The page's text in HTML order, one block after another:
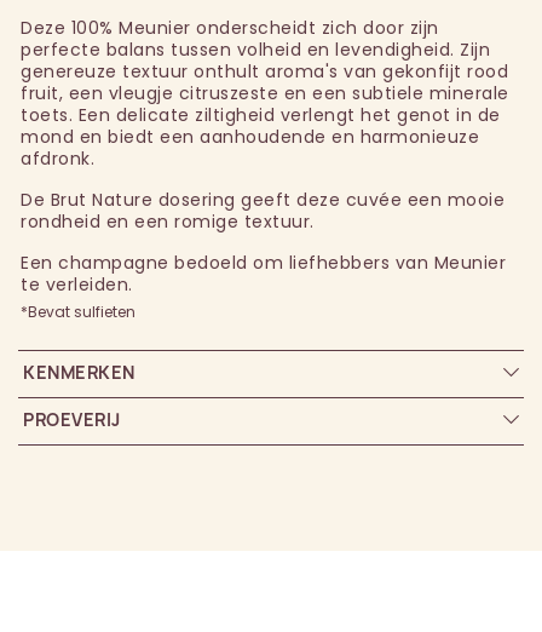
Deze 100% Meunier onderscheidt zich door zijn
perfecte balans tussen volheid en levendigheid. Zijn
genereuze textuur onthult aroma's van gekonfijt rood
fruit, een vleugje citruszeste en een subtiele minerale
toets. Een delicate ziltigheid verlengt het genot in de
mond en biedt een aanhoudende en harmonieuze
afdronk.
De Brut Nature dosering geeft deze cuvée een mooie
rondheid en een romige textuur.
Een champagne bedoeld om liefhebbers van Meunier
te verleiden.
*Bevat sulfieten
KENMERKEN
PROEVERIJ